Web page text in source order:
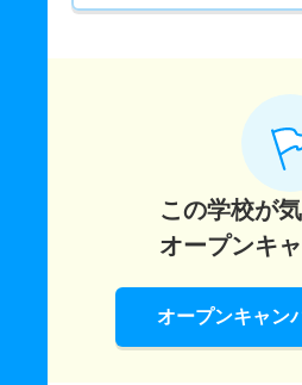
この学校が
オープンキ
オープンキャン